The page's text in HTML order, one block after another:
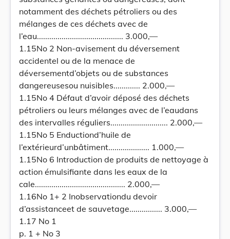
notamment des déchets pétroliers ou des
mélanges de ces déchets avec de
l’eau.......................................... 3.000,—
1.15No 2 Non-avisement du déversement
accidentel ou de la menace de
déversementd’objets ou de substances
dangereusesou nuisibles............. 2.000,—
1.15No 4 Défaut d’avoir déposé des déchets
pétroliers ou leurs mélanges avec de l’eaudans
des intervalles réguliers............................ 2.000,—
1.15No 5 Enductiond’huile de
l’extérieurd’unbâtiment.................... 1.000,—
1.15No 6 Introduction de produits de nettoyage à
action émulsifiante dans les eaux de la
cale............................................ 2.000,—
1.16No 1+ 2 Inobservationdu devoir
d’assistanceet de sauvetage................ 3.000,—
1.17 No 1
p. 1 + No 3